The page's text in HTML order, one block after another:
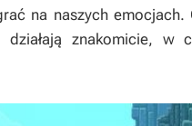
na naszych
znakomicie, w